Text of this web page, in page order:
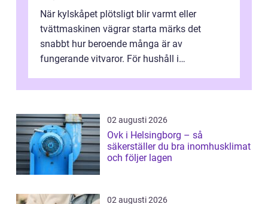
När kylskåpet plötsligt blir varmt eller
tvättmaskinen vägrar starta märks det
snabbt hur beroende många är av
fungerande vitvaror. För hushåll i
vitvaruservice en...
02 augusti 2026
Ovk i Helsingborg – så
säkerställer du bra inomhusklimat
och följer lagen
02 augusti 2026